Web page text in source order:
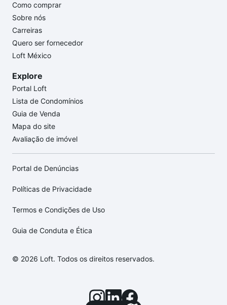
Como comprar
Sobre nós
Carreiras
Quero ser fornecedor
Loft México
Explore
Portal Loft
Lista de Condomínios
Guia de Venda
Mapa do site
Avaliação de imóvel
Portal de Denúncias
Políticas de Privacidade
Termos e Condições de Uso
Guia de Conduta e Ética
© 2026 Loft. Todos os direitos reservados.